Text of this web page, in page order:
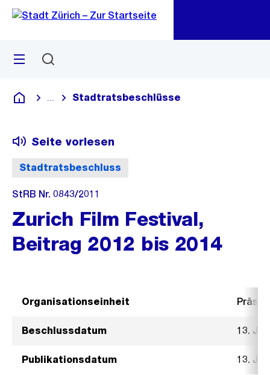
Navigation
Sprunglink
Menü
Deutsch
Blende alle Breadcrumbs ein
Stadtratsbeschlüsse
Stadtratsbeschluss
Seite vorlesen
StRB Nr. 0843/2011
Zurich Film Festival,
Beitrag 2012 bis 2014
Organisationseinheit
Beschlussdatum 13.
Publikationsdatum 13.